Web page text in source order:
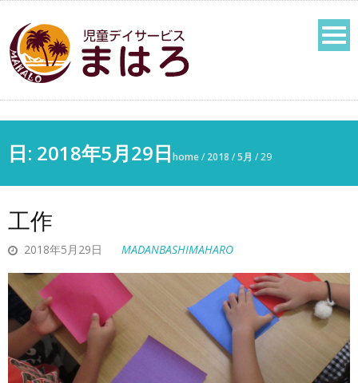
日: 2018年5月29日home/ 2018 /5月 /29
工作
2018年5月29日 MADANBASHIMAHARO